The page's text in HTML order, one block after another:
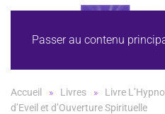
Passer au contenu
Accueil Livres
Livre
d’Eveil et d’Ouverture Spirituelle